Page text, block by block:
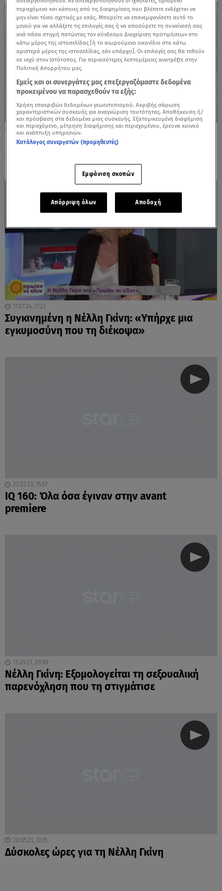
24.10.24, 12:37
Νέλλη Γκίνη: Το IQ 160, ο γιος της κι η
σάτιρα του Μάρκου Σεφερλή
17.01.24, 17:22
Συγκινημένη η Νέλλη Γκίνη: «Υπήρχε μια
εγκυμοσύνη που τη διέκοψα»
22.03.23, 15:57
IQ 160: Όλα όσα έγιναν στην avant
premiere
15.09.21, 09:59
Νέλλη Γκίνη: Εξομολογείται τη σεξουαλική
παρενόχληση που τη στιγμάτισε
20.05.21, 10:15
Δύσκολες ώρες για τη Νέλλη Γκίνη
περιεχόμενο και κάποιες από τις διαφημίσεις που βλέπετε ενδέχεται να
μην είναι τόσο σχετικές με εσάς. Μπορείτε να επανεμφανίσετε αυτό το
μενού για να αλλάξετε τις επιλογές σας ή να αποσύρετε τη συναίνεσή σας
ανά πάσα στιγμή πατώντας τον σύνδεσμο Διαχείριση προτιμήσεων στο
κάτω μέρος της ιστοσελίδας [ή το αιωρούμενο εικονίδιο στο κάτω
αριστερό μέρος της ιστοσελίδας, εάν υπάρχει]. Οι επιλογές σας θα τεθούν
σε ισχύ στον Ιστότοπος. Για περισσότερες λεπτομέρειες ανατρέξτε στην
Πολιτική Απορρήτου μας.
Εμείς και οι συνεργάτες μας επεξεργαζόμαστε δεδομένα
προκειμένου να παρασχεθούν τα εξής:
Χρήση επακριβών δεδομένων γεωεντοπισμού. Ακριβής σάρωση
χαρακτηριστικών συσκευής για αναγνώριση ταυτότητας. Αποθήκευση ή/
και πρόσβαση στα δεδομένα μιας συσκευής. Εξατομικευμένη διαφήμιση
και περιεχόμενο, μέτρηση διαφήμισης και περιεχομένου, έρευνα κοινού
και ανάπτυξη υπηρεσιών.
Κατάλογος συνεργατών (προμηθευτές)
Εμφάνιση σκοπών
Απόρριψη όλων Αποδοχή